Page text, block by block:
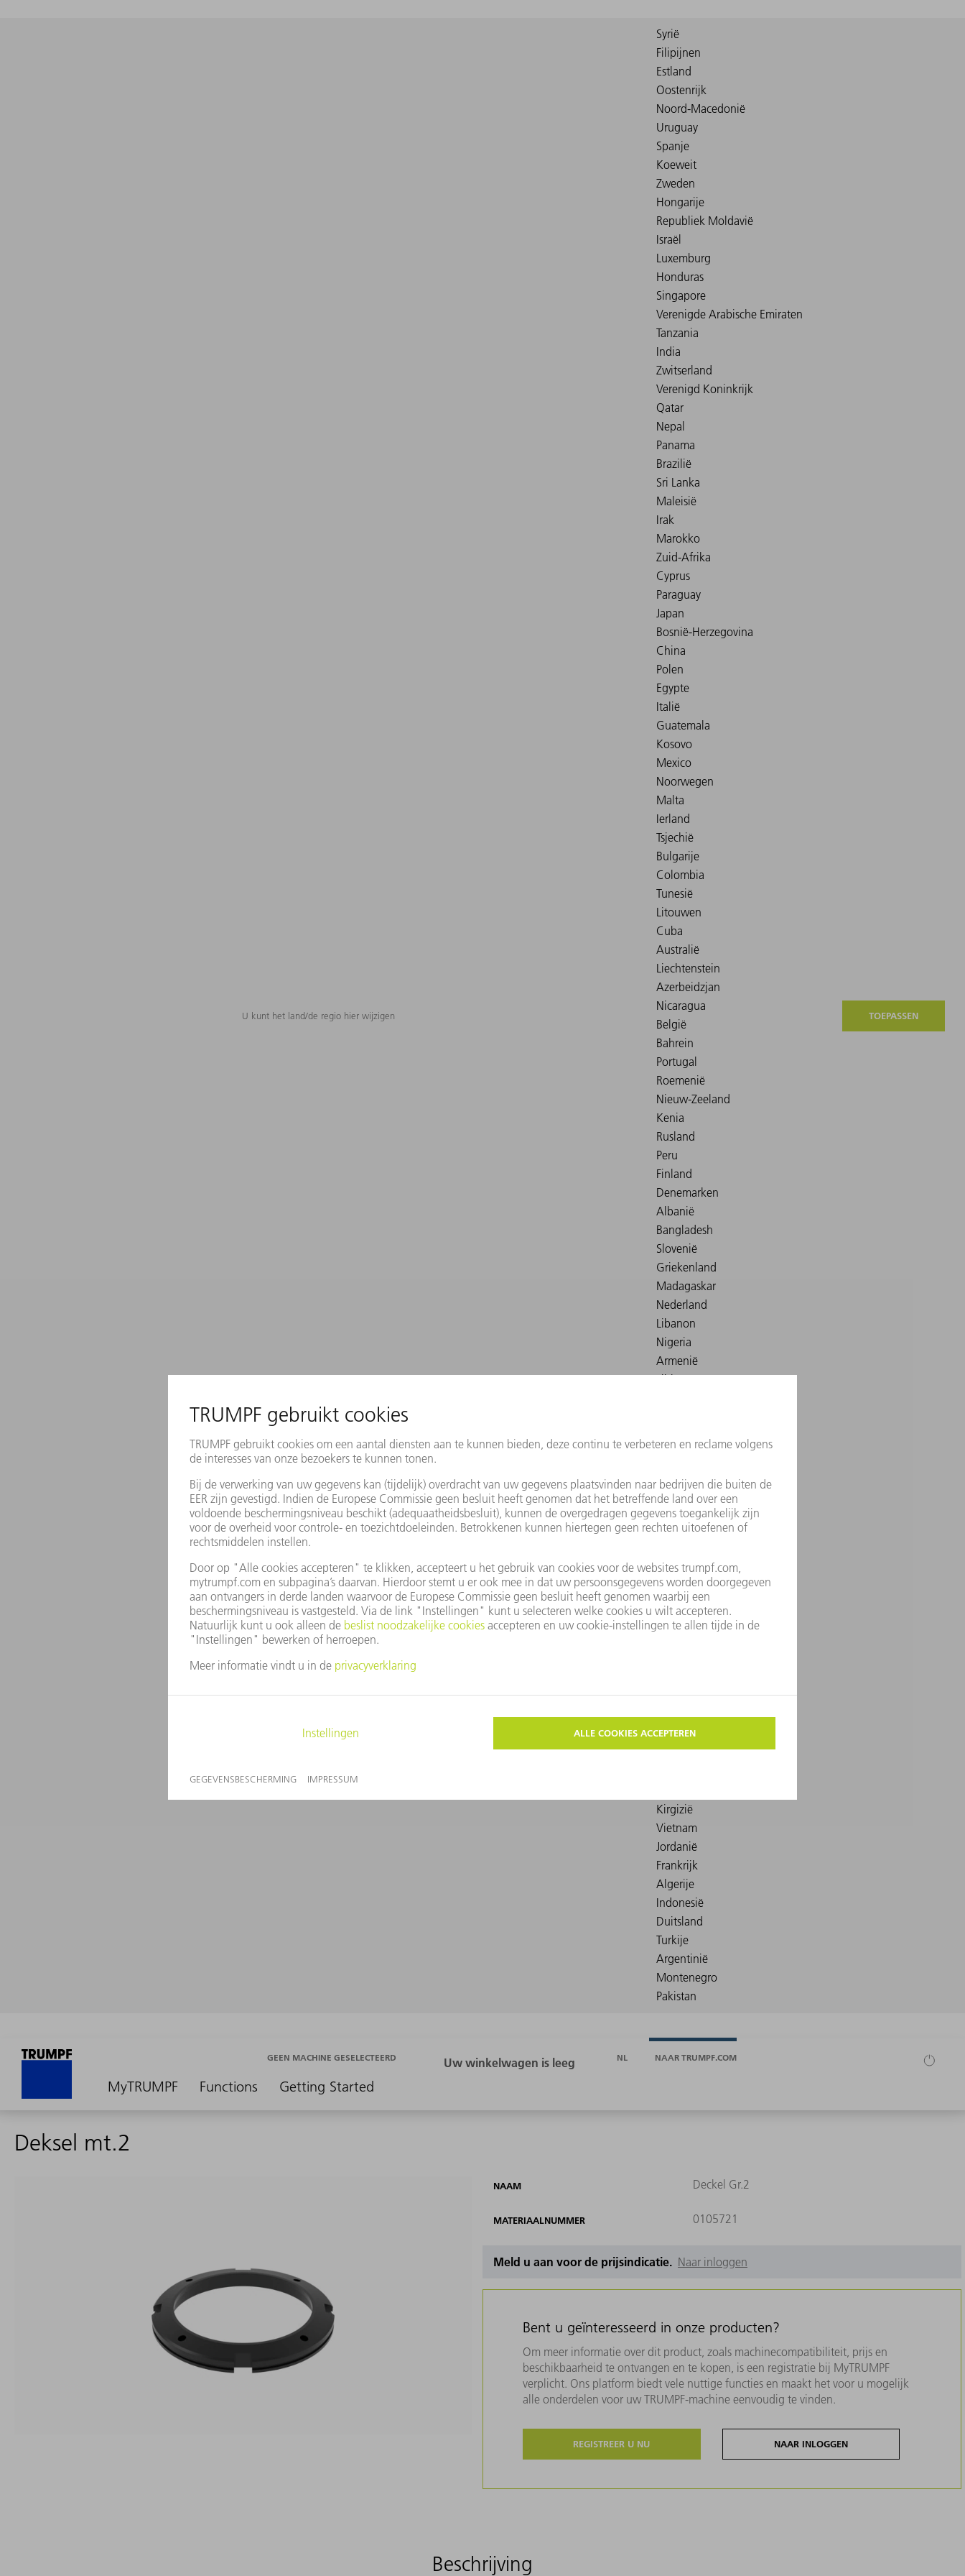
U kunt het land/de regio hier wijzigen TOEPASSEN
MyTRUMPF Functions Getting Started
GEEN MACHINE GESELECTEERD NL NAAR TRUMPF.COM
Deksel mt.2
NAAM Deckel Gr.2
MATERIAALNUMMER 0105721
Meld u aan voor de prijsindicatie. Naar inloggen
Bent u geïnteresseerd in onze producten?
Om meer informatie over dit product, zoals machinecompatibiliteit, prijs en
beschikbaarheid te ontvangen en te kopen, is een registratie bij MyTRUMPF
verplicht. Ons platform biedt vele nuttige functies en maakt het voor u mogelijk
alle onderdelen voor uw TRUMPF-machine eenvoudig te vinden.
REGISTREER U NU NAAR INLOGGEN
Beschrijving